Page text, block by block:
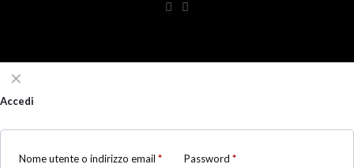
✕
Accedi
Nome utente o indirizzo email * Password*